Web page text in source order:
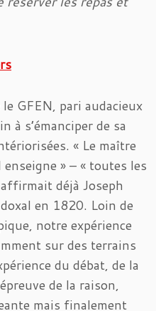
GFEN, pari audacieux
à s’émanciper de sa
« Le maître
» – « toutes les
déjà Joseph
en 1820. Loin de
notre expérience
sur des terrains
du débat, de la
de la raison,
mais finalement